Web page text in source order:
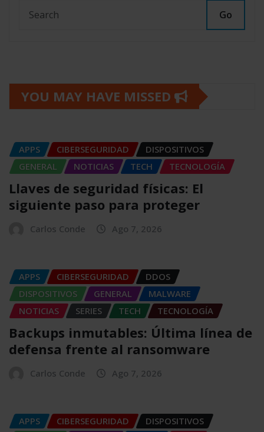
Go
YOU MAY HAVE MISSED
APPS CIBERSEGURIDAD
DISPOSITIVOS
GENERAL
NOTICIAS TECH TECNOLOGÍA
Llaves de seguridad físicas: El
siguiente paso para proteger
Carlos Conde Ago 7, 2026
APPS CIBERSEGURIDAD
DDOS
DISPOSITIVOS
GENERAL
MALWARE
NOTICIAS
SERIES TECH TECNOLOGÍA
Backups inmutables: Última línea de
defensa frente al ransomware
Carlos Conde Ago 7, 2026
APPS CIBERSEGURIDAD
DISPOSITIVOS